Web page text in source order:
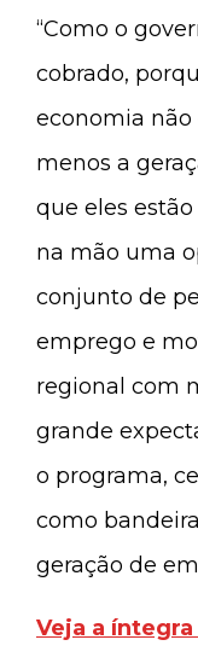
“Como o
cobrado,
economia
menos a
que eles
na mão uma
conjunto de
emprego e
regional com
grande
o programa,
como
geração de
Veja a